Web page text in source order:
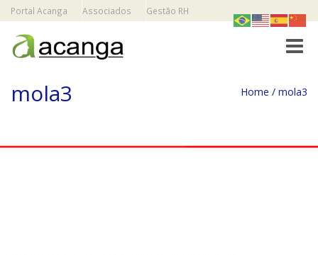
Portal Acanga Associados Gestão RH
mola3 Home / mola3